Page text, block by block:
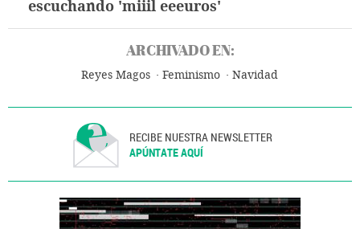
escuchando 'miiil eeeuros'
ARCHIVADO EN:
Reyes Magos Feminismo Navidad
RECIBE NUESTRA NEWSLETTER
APÚNTATE AQUÍ